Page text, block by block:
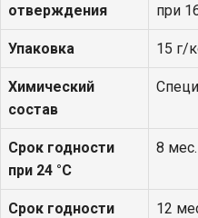
отверждения
при
Упаковка 15 г/
Химический
состав
Срок годности
при 24 °С
8 мес.
Срок годности
12